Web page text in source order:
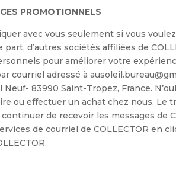
PROMOTIONNELS
avec vous seulement si vous
d’autres sociétés affiliées de
pour améliorer votre
courriel adressé à
83990 Saint-Tropez, France.
ou effectuer un achat chez nous. Le
de recevoir les messages de
de courriel de COLLECTOR en